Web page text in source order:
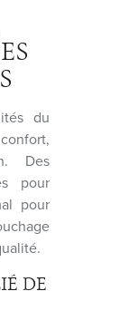
du
Des
pour
pour
DE